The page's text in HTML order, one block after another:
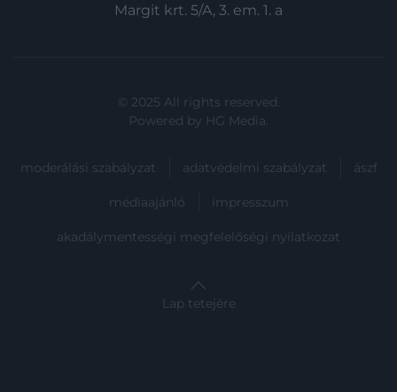
Margit krt. 5/A, 3. em. 1. a
© 2025 All rights reserved.
Powered by HG Media.
moderálási szabályzat adatvédelmi szabályzat ászf
médiaajánló impresszum
akadálymentességi megfelelőségi nyilatkozat
Lap tetejére